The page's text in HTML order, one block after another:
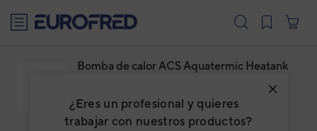
¿Eres un profesional y quieres
trabajar con nuestros productos?
Bomba de calor ACS Aquatermic Heatank
Familia: CAAQDWHK
AQUATERMIC
Código: 3IPH0000